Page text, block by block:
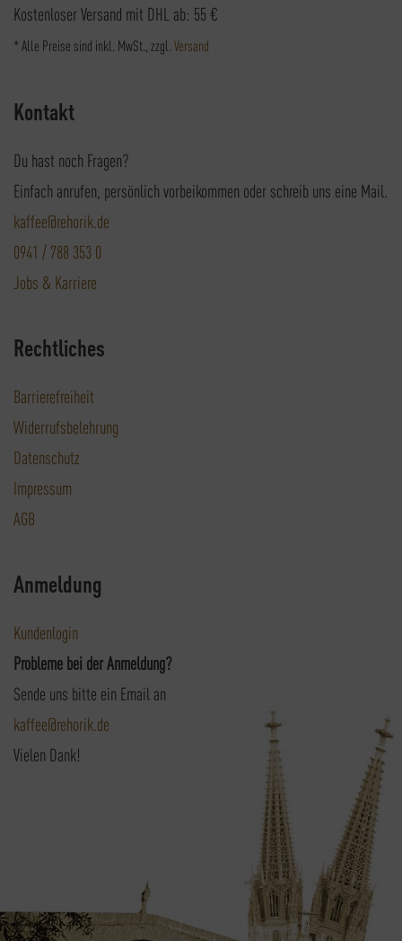
Kostenloser Versand mit DHL ab: 55 €
* Alle Preise sind inkl. MwSt., zzgl. Versand
Kontakt
Du hast noch Fragen?
Einfach anrufen, persönlich vorbeikommen oder schreib uns eine Mail.
kaffee@rehorik.de
0941 / 788 353 0
Jobs & Karriere
Rechtliches
Barrierefreiheit
Widerrufsbelehrung
Datenschutz
Impressum
AGB
Anmeldung
Kundenlogin
Probleme bei der Anmeldung?
Sende uns bitte ein Email an
kaffee@rehorik.de
Vielen Dank!